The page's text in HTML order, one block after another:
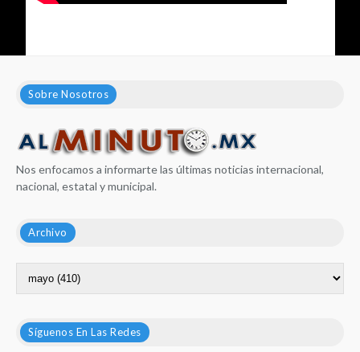
Sobre Nosotros
Nos enfocamos a informarte las últimas noticias internacional,
nacional, estatal y municipal.
Archivo
Síguenos En Las Redes